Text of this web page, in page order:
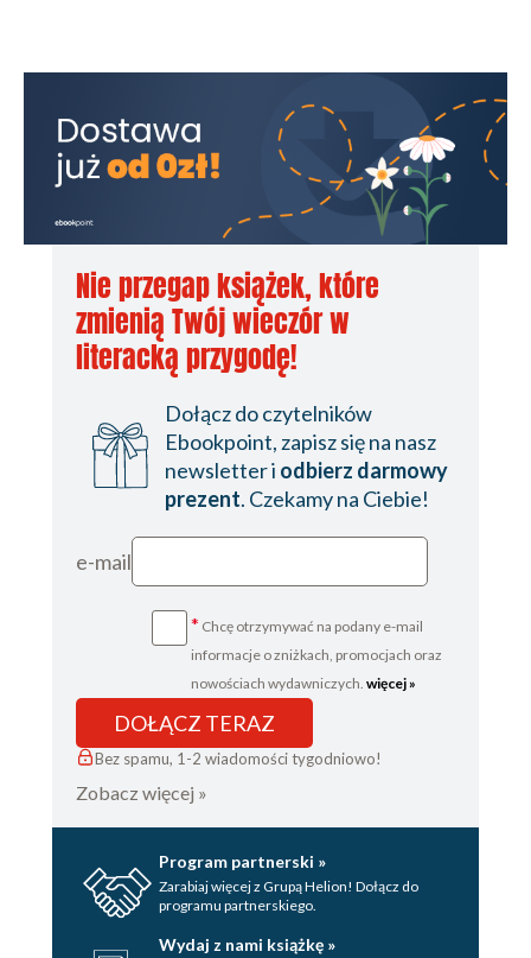
Nie przegap książek, które
zmienią Twój wieczór w
literacką przygodę!
Dołącz do czytelników
Ebookpoint, zapisz się na nasz
newsletter i odbierz darmowy
prezent. Czekamy na Ciebie!
e-mail
* Chcę otrzymywać na podany e-mail
informacje o zniżkach, promocjach oraz
nowościach wydawniczych. więcej »
DOŁĄCZ TERAZ
Bez spamu, 1-2 wiadomości tygodniowo!
Zobacz więcej »
Program partnerski »
Zarabiaj więcej z Grupą Helion! Dołącz do
programu partnerskiego.
Wydaj z nami książkę »